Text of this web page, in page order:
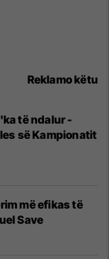
Reklamo këtu
të ndalur -
së Kampionatit
më efikas të
Save